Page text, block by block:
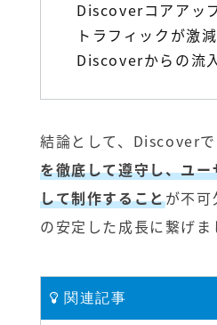
Discoverコアアッ
トラフィックが激
Discoverからの流
結論として、Discover
を徹底して遵守し、ユ
して制作することが不可
の安定した成長に繋げま
関連記事